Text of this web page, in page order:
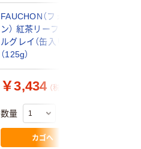
FAUCHON（フォショ
ン） 紅茶リーフ アー
ルグレイ（缶入り）1個
（125g）
￥3,434 （税込）
数量
カゴへ